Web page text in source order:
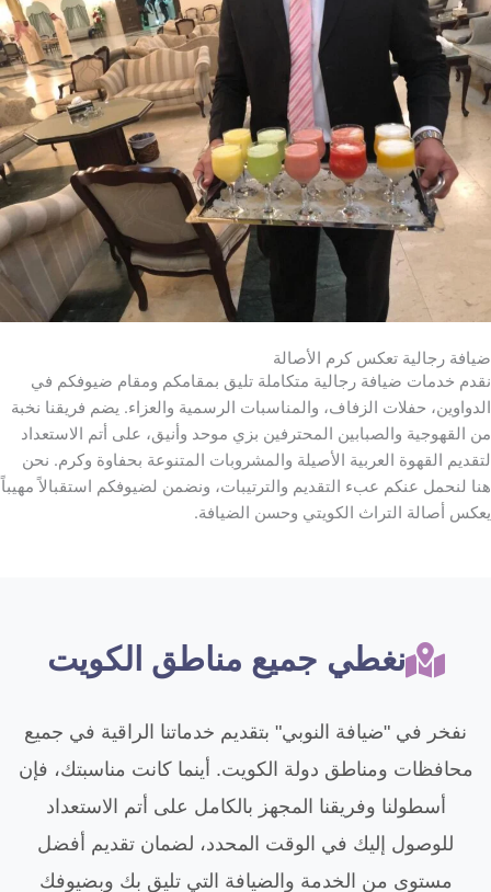
رجالية تعكس كرم الأصالة
خدمات ضيافة رجالية متكاملة تليق بمقامكم ومقام ضيوفكم في
حفلات الزفاف، والمناسبات الرسمية والعزاء. يضم فريقنا نخبة
القهوجية والصبابين المحترفين بزي موحد وأنيق، على أتم الاستعداد
القهوة العربية الأصيلة والمشروبات المتنوعة بحفاوة وكرم. نحن
لنحمل عنكم عبء التقديم والترتيبات، ونضمن لضيوفكم استقبالاً مهيباً
أصالة التراث الكويتي وحسن الضيافة.
نغطي جميع مناطق الكويت
نفخر في "ضيافة النوبي" بتقديم خدماتنا الراقية في جميع
محافظات ومناطق دولة الكويت. أينما كانت مناسبتك، فإن
أسطولنا وفريقنا المجهز بالكامل على أتم الاستعداد
للوصول إليك في الوقت المحدد، لضمان تقديم أفضل
مستوى من الخدمة والضيافة التي تليق بك وبضيوفك